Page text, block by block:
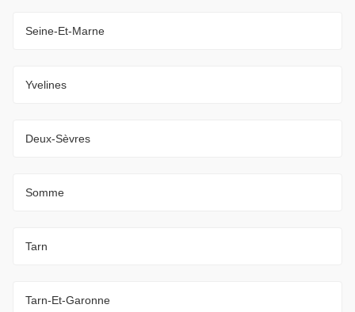
Seine-Et-Marne
Yvelines
Deux-Sèvres
Somme
Tarn
Tarn-Et-Garonne